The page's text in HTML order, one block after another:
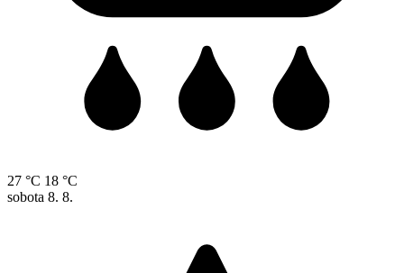
27 °C 18 °C
sobota 8. 8.